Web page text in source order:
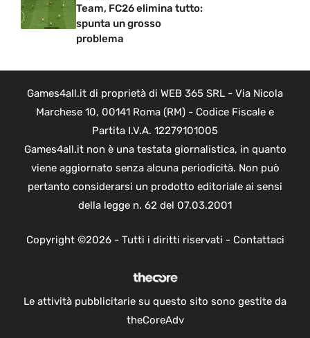
Team, FC26 elimina tutto:
spunta un grosso
problema
Games4all.it di proprietà di WEB 365 SRL - Via Nicola
Marchese 10, 00141 Roma (RM) - Codice Fiscale e
Partita I.V.A. 12279101005
Games4all.it non è una testata giornalistica, in quanto
viene aggiornato senza alcuna periodicità. Non può
pertanto considerarsi un prodotto editoriale ai sensi
della legge n. 62 del 07.03.2001
Copyright ©2026 - Tutti i diritti riservati - Contattaci
Le attività pubblicitarie su questo sito sono gestite da
theCoreAdv